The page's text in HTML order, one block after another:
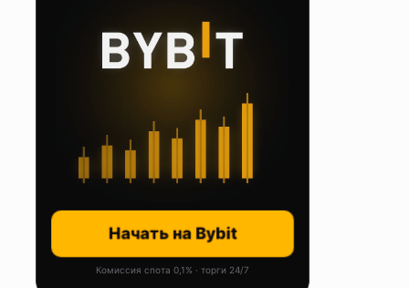
Начать на Bybit
Комиссия спота 0,1% · торги 24/7